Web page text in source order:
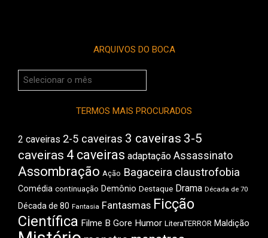
ARQUIVOS DO BOCA
Arquivos
do
TERMOS MAIS PROCURADOS
2 caveiras 2-5 caveiras 3 caveiras 3-5
caveiras 4 caveiras adaptação Assassinato
Assombração Ação Bagaceira claustrofobia
Comédia continuação Demônio Destaque Drama Década de 70
Década de 80 Fantasia Fantasmas Ficção
Científica Filme B Gore Humor LiteraTERROR Maldição